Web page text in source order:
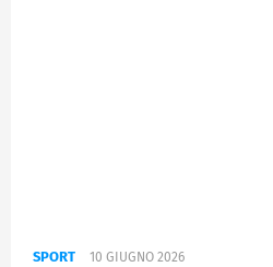
SPORT 10 GIUGNO 2026